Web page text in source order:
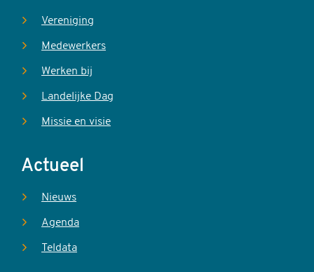
Vereniging
Medewerkers
Werken bij
Landelijke Dag
Missie en visie
Actueel
Nieuws
Agenda
Teldata